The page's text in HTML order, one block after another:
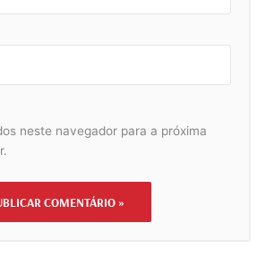
neste navegador para a próxima